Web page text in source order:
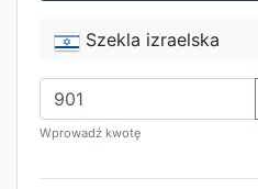
Szekla izraelska
Wprowadź kwotę